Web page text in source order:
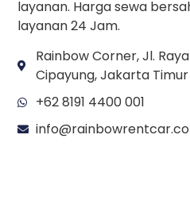
layanan. Harga sewa
layanan 24 Jam.
Rainbow Corner, Jl.
Cipayung, Jakarta Timur
+62 8191 4400 001